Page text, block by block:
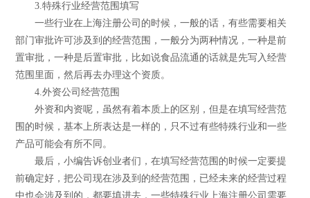
3.特殊行业经营范围填写
一些行业在上海注册公司的时候，一般的话，有些需要相关
部门审批许可涉及到的经营范围，一般分为两种情况，一种是前
置审批，一种是后置审批，比如说食品流通的话就是先写入经营
范围里面，然后再去办理这个资质。
4.外资公司经营范围
外资和内资呢，虽然有着本质上的区别，但是在填写经营范
围的时候，基本上所表达是一样的，只不过有些特殊行业和一些
产品可能会有所不同。
最后，小编告诉创业者们，在填写经营范围的时候一定要提
前确定好，把公司现在涉及到的经营范围，已经未来的经营过程
中也会涉及到的，都要填进去，一些特殊行业上海注册公司需要